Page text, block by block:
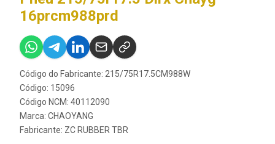
16prcm988prd
Código do Fabricante: 215/75R17.5CM988W
Código: 15096
Código NCM: 40112090
Marca: CHAOYANG
Fabricante: ZC RUBBER TBR